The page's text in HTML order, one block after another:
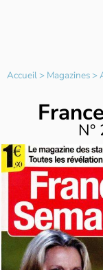
Accueil> Magazines>
N°